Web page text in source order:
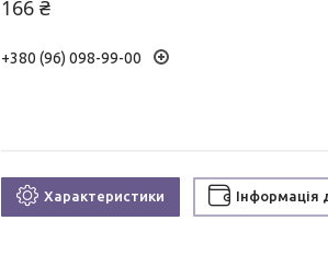
166 ₴
+380 (96) 098-99-00
Характеристики Інформація